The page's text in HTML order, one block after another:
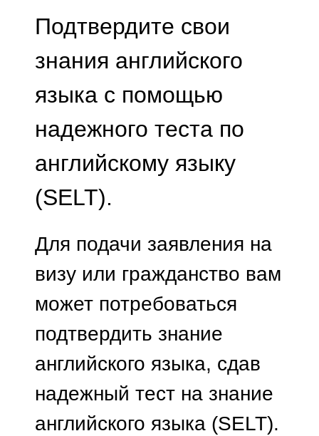
Подтвердите свои
знания английского
языка с помощью
надежного теста по
английскому языку
(SELT).
Для подачи заявления на
визу или гражданство вам
может потребоваться
подтвердить знание
английского языка, сдав
надежный тест на знание
английского языка (SELT).